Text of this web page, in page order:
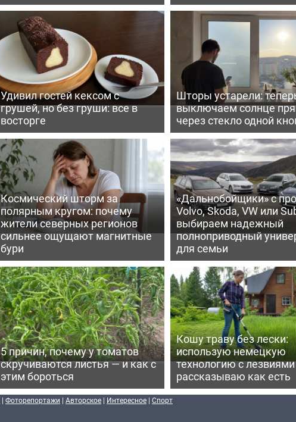
Удивил гостей кексом с
грушей, но без груши: все в
восторге
Шторы устарели:
выключаем солнце
через стекло одной
Космический шторм за
полярным кругом: почему
жители северных регионов
сильнее ощущают магнитные
бури
«Дальнобойщики» с
Volvo, Skoda, VW или
выбираем надежный
полноприводный
для семьи
5 причин, почему у томатов
скручиваются листья — и как с
этим бороться
Кошу траву без лески:
использую немецкую
технологию с
рассказываю как есть
| Фоторепортажи | Авторское | Интересное | Спорт